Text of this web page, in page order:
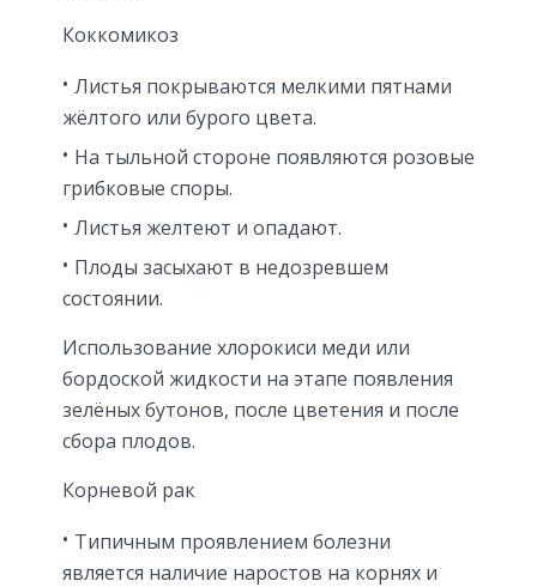
Коккомикоз
Листья покрываются мелкими пятнами
жёлтого или бурого цвета.
На тыльной стороне появляются розовые
грибковые споры.
Листья желтеют и опадают.
Плоды засыхают в недозревшем
состоянии.
Использование хлорокиси меди или
бордоской жидкости на этапе появления
зелёных бутонов, после цветения и после
сбора плодов.
Корневой рак
Типичным проявлением болезни
является наличие наростов на корнях и